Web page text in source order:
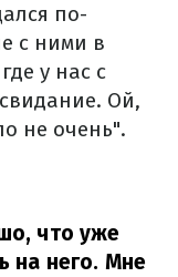
по-
с ними в
у нас с
Ой,
не очень".
что уже
на него. Мне